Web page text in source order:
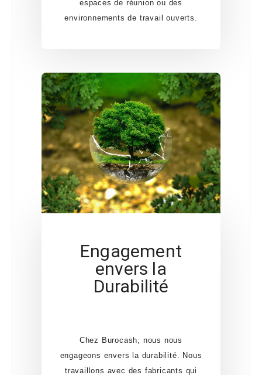
espaces de réunion ou des
environnements de travail ouverts.
Engagement
envers la
Durabilité
Chez Burocash, nous nous
engageons envers la durabilité. Nous
travaillons avec des fabricants qui